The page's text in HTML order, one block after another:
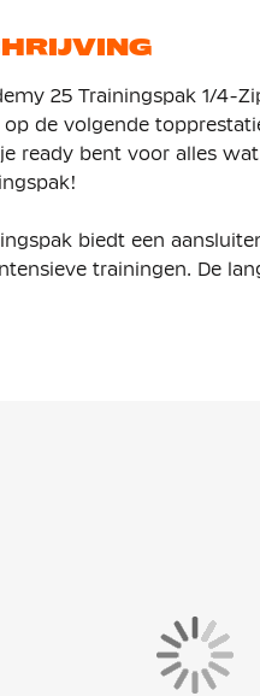
25 Trainingspak 1/4-
de volgende
ready bent voor alles
biedt een
trainingen. De